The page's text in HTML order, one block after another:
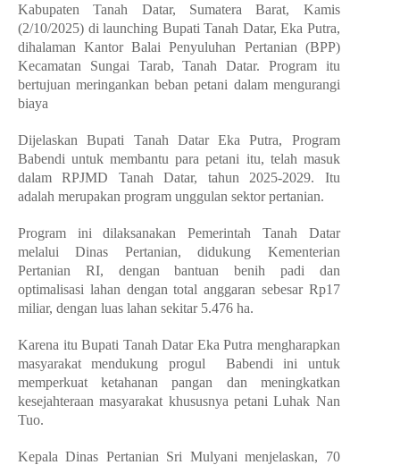
Kabupaten Tanah Datar, Sumatera Barat, Kamis
(2/10/2025) di launching Bupati Tanah Datar, Eka Putra,
dihalaman Kantor Balai Penyuluhan Pertanian (BPP)
Kecamatan Sungai Tarab, Tanah Datar. Program itu
bertujuan meringankan beban petani dalam mengurangi
biaya
Dijelaskan Bupati Tanah Datar Eka Putra, Program
Babendi untuk membantu para petani itu, telah masuk
dalam RPJMD Tanah Datar, tahun 2025-2029. Itu
adalah merupakan program unggulan sektor pertanian.
Program ini dilaksanakan Pemerintah Tanah Datar
melalui Dinas Pertanian, didukung Kementerian
Pertanian RI, dengan bantuan benih padi dan
optimalisasi lahan dengan total anggaran sebesar Rp17
miliar, dengan luas lahan sekitar 5.476 ha.
Karena itu Bupati Tanah Datar Eka Putra mengharapkan
masyarakat mendukung progul Babendi ini untuk
memperkuat ketahanan pangan dan meningkatkan
kesejahteraan masyarakat khususnya petani Luhak Nan
Tuo.
Kepala Dinas Pertanian Sri Mulyani menjelaskan, 70